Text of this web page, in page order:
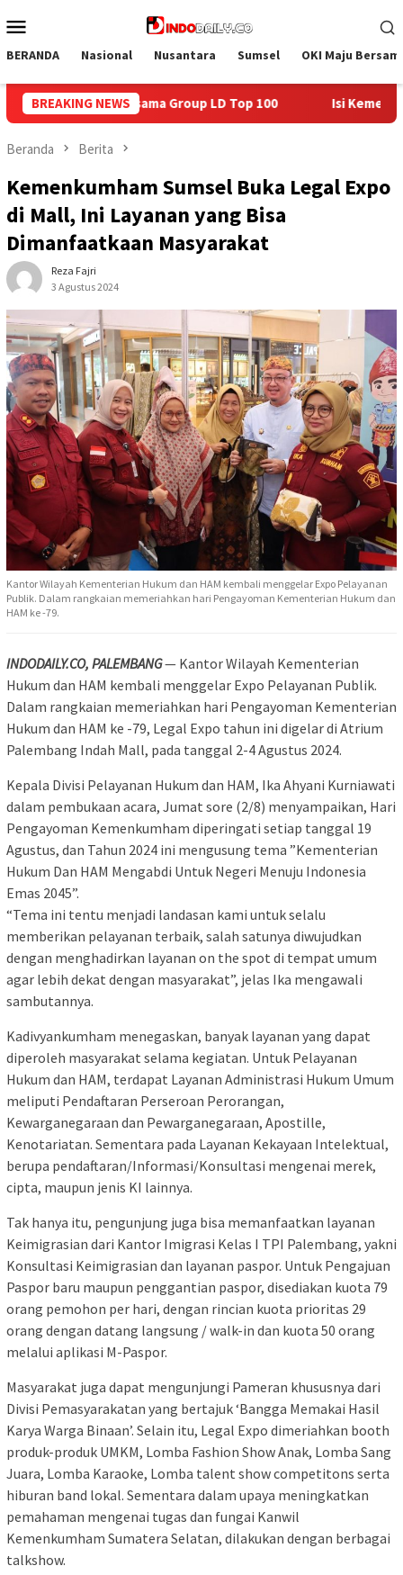
ke
Mobile
BERANDA Nasional Nusantara Sumsel OKI Maju
BREAKING NEWS
100 Isi Kemerdekaan dengan Kepedulian, Lapas
Beranda Berita
Kemenkumham Sumsel Buka Legal Expo
di Mall, Ini Layanan yang Bisa
Dimanfaatkaan Masyarakat
Reza Fajri
3 Agustus 2024
Kantor Wilayah Kementerian Hukum dan HAM kembali menggelar Expo Pelayanan
Publik. Dalam rangkaian memeriahkan hari Pengayoman Kementerian Hukum dan
HAM ke -79.
INDODAILY.CO, PALEMBANG— Kantor Wilayah Kementerian
Hukum dan HAM kembali menggelar Expo Pelayanan Publik.
Dalam rangkaian memeriahkan hari Pengayoman Kementerian
Hukum dan HAM ke -79, Legal Expo tahun ini digelar di Atrium
Palembang Indah Mall, pada tanggal 2-4 Agustus 2024.
Kepala Divisi Pelayanan Hukum dan HAM, Ika Ahyani Kurniawati
dalam pembukaan acara, Jumat sore (2/8) menyampaikan, Hari
Pengayoman Kemenkumham diperingati setiap tanggal 19
Agustus, dan Tahun 2024 ini mengusung tema ”Kementerian
Hukum Dan HAM Mengabdi Untuk Negeri Menuju Indonesia
Emas 2045”.
“Tema ini tentu menjadi landasan kami untuk selalu
memberikan pelayanan terbaik, salah satunya diwujudkan
dengan menghadirkan layanan on the spot di tempat umum
agar lebih dekat dengan masyarakat”, jelas Ika mengawali
sambutannya.
Kadivyankumham menegaskan, banyak layanan yang dapat
diperoleh masyarakat selama kegiatan. Untuk Pelayanan
Hukum dan HAM, terdapat Layanan Administrasi Hukum Umum
meliputi Pendaftaran Perseroan Perorangan,
Kewarganegaraan dan Pewarganegaraan, Apostille,
Kenotariatan. Sementara pada Layanan Kekayaan Intelektual,
berupa pendaftaran/Informasi/Konsultasi mengenai merek,
cipta, maupun jenis KI lainnya.
Tak hanya itu, pengunjung juga bisa memanfaatkan layanan
Keimigrasian dari Kantor Imigrasi Kelas I TPI Palembang, yakni
Konsultasi Keimigrasian dan layanan paspor. Untuk Pengajuan
Paspor baru maupun penggantian paspor, disediakan kuota 79
orang pemohon per hari, dengan rincian kuota prioritas 29
orang dengan datang langsung / walk-in dan kuota 50 orang
melalui aplikasi M-Paspor.
Masyarakat juga dapat mengunjungi Pameran khususnya dari
Divisi Pemasyarakatan yang bertajuk ‘Bangga Memakai Hasil
Karya Warga Binaan’. Selain itu, Legal Expo dimeriahkan booth
produk-produk UMKM, Lomba Fashion Show Anak, Lomba Sang
Juara, Lomba Karaoke, Lomba talent show competitons serta
hiburan band lokal. Sementara dalam upaya meningkatkan
pemahaman mengenai tugas dan fungai Kanwil
Kemenkumham Sumatera Selatan, dilakukan dengan berbagai
talkshow.